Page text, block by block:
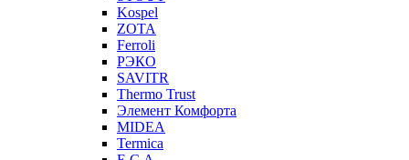
Kospel
ZOTA
Ferroli
РЭКО
SAVITR
Thermo Trust
Элемент Комфорта
MIDEA
Termica